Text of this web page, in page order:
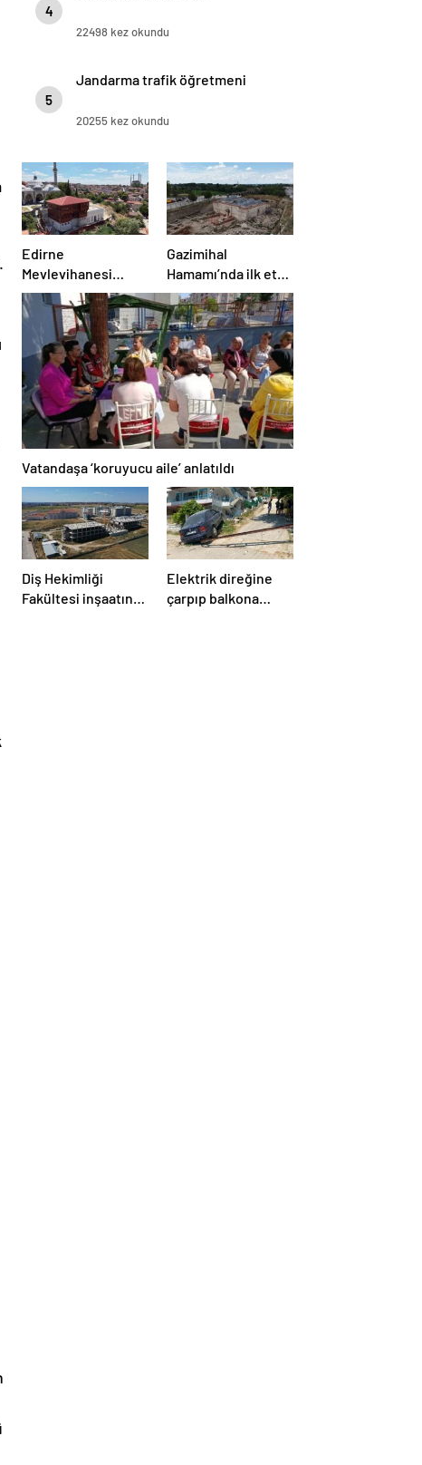
4
22498 kez okundu
5
Jandarma trafik öğretmeni
20255 kez okundu
Edirne
Mevlevihanesi
‘meclis’
gündeminde
Gazimihal
Hamamı’nda ilk etap
bitti!
Vatandaşa ‘koruyucu aile’ anlatıldı
Diş Hekimliği
Fakültesi inşaatında
Elektrik direğine
çarpıp balkona